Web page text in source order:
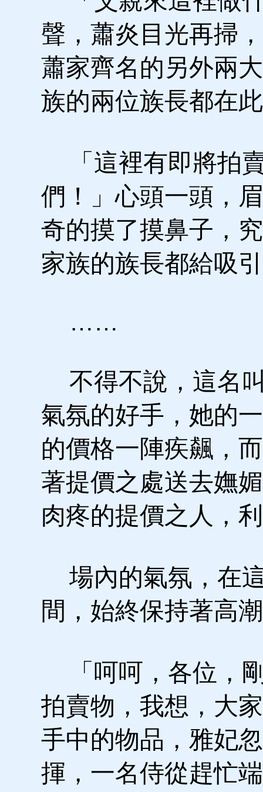
聲，蕭炎目光再掃
蕭家齊名的另外兩
族的兩位族長都在
「這裡有即將拍
們！」心頭一頭，
奇的摸了摸鼻子，
家族的族長都給吸
……
不得不說，這名
氣氛的好手，她的
的價格一陣疾飆，
著提價之處送去嫵
肉疼的提價之人，
場內的氣氛，在
間，始終保持著高
「呵呵，各位，
拍賣物，我想，大
手中的物品，雅妃
揮，一名侍從趕忙